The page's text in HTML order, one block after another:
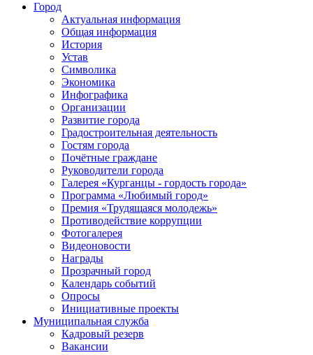
Город
Актуальная информация
Общая информация
История
Устав
Символика
Экономика
Инфографика
Организации
Развитие города
Градостроительная деятельность
Гостям города
Почётные граждане
Руководители города
Галерея «Курганцы - гордость города»
Программа «Любимый город»
Премия «Трудящаяся молодежь»
Противодействие коррупции
Фотогалерея
Видеоновости
Награды
Прозрачный город
Календарь событий
Опросы
Инициативные проекты
Муниципальная служба
Кадровый резерв
Вакансии